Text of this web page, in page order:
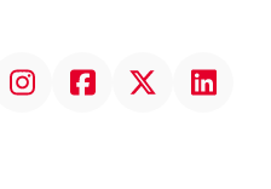
InstagramFacebook Linkedin